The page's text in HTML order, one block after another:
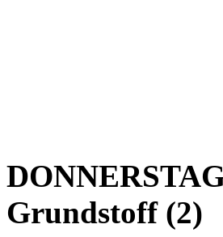
Grundstoff (2)